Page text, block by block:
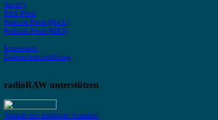
Spotify
RSS-Feed
Podcast-Feed (M4A)
Podcast-Feed (MP3)
Impressum
Datenschutzerklärung
radioRAW unterstützen
Spende uns auphonic Stunden!